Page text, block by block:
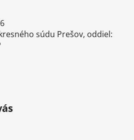
súdu Prešov, oddiel: